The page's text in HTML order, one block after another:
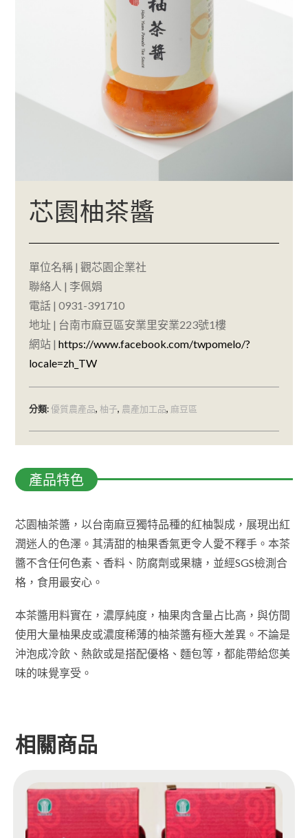
芯園柚茶醬
單位名稱 | 觀芯園企業社
聯絡人 | 李佩娟
電話 | 0931-391710
地址 | 台南市麻豆區安業里安業223號1樓
網站 |https://www.facebook.com/twpomelo/?
locale=zh_TW
分類:優質農產品, 柚子, 農產加工品, 麻豆區
描述
芯園柚茶醬，以台南麻豆獨特品種的紅柚製成，展現出紅
潤迷人的色澤。其清甜的柚果香氣更令人愛不釋手。本茶
醬不含任何色素、香料、防腐劑或果糖，並經SGS檢測合
格，食用最安心。
本茶醬用料實在，濃厚純度，柚果肉含量占比高，與仿間
使用大量柚果皮或濃度稀薄的柚茶醬有極大差異。不論是
沖泡成冷飲、熱飲或是搭配優格、麵包等，都能帶給您美
味的味覺享受。
相關商品